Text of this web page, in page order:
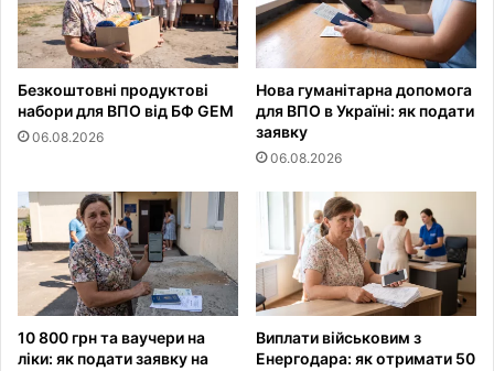
Безкоштовні продуктові
набори для ВПО від БФ GEM
06.08.2026
Нова гуманітарна допомога
для ВПО в Україні: як подати
заявку
06.08.2026
10 800 грн та ваучери на
ліки: як подати заявку на
Виплати військовим з
Енергодара: як отримати 50